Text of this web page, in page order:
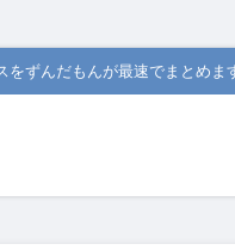
をずんだもんが最速でまとめま